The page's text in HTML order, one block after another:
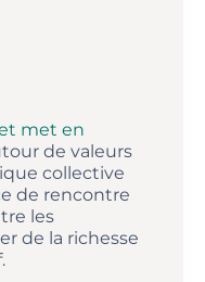
met en
de valeurs
collective
de rencontre
les
de la richesse